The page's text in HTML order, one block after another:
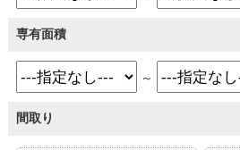
専有面積
～
間取り